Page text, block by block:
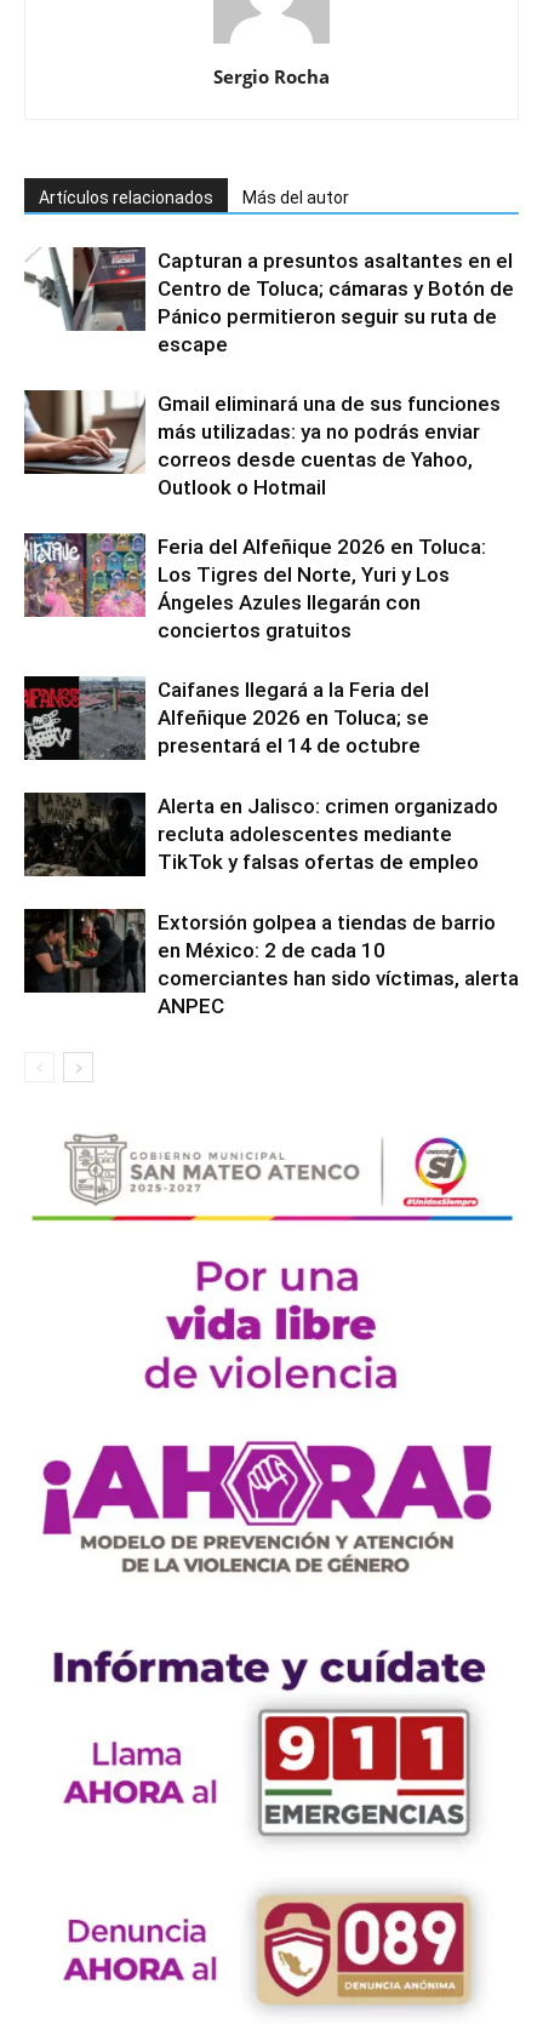
Sergio Rocha
Artículos relacionados Más del autor
Capturan a presuntos asaltantes en el
Centro de Toluca; cámaras y Botón de
Pánico permitieron seguir su ruta de
escape
Gmail eliminará una de sus funciones
más utilizadas: ya no podrás enviar
correos desde cuentas de Yahoo,
Outlook o Hotmail
Feria del Alfeñique 2026 en Toluca:
Los Tigres del Norte, Yuri y Los
Ángeles Azules llegarán con
conciertos gratuitos
Caifanes llegará a la Feria del
Alfeñique 2026 en Toluca; se
presentará el 14 de octubre
Alerta en Jalisco: crimen organizado
recluta adolescentes mediante
TikTok y falsas ofertas de empleo
Extorsión golpea a tiendas de barrio
en México: 2 de cada 10
comerciantes han sido víctimas, alerta
ANPEC